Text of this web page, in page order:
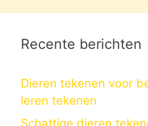
Recente berichten
Dieren tekenen voor
leren tekenen